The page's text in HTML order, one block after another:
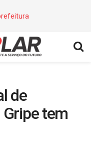
de
tem